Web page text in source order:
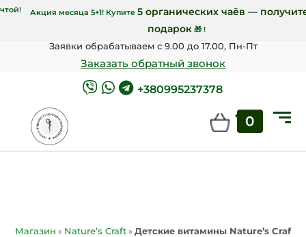
7000 грн Новой почтой! Акция месяца 5+1! Купите5 органических
Заявки обрабатываем с 9.00 до 17.00, Пн-Пт
Заказать обратный звонок
+380995237378
0
Магазин » Nature’s Craft»Детские витамины Nature’s Craft